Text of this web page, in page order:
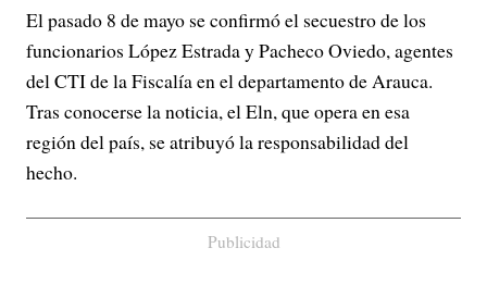
El pasado 8 de mayo se confirmó el secuestro de los
funcionarios López Estrada y Pacheco Oviedo, agentes
del CTI de la Fiscalía en el departamento de Arauca.
Tras conocerse la noticia, el Eln, que opera en esa
región del país, se atribuyó la responsabilidad del
hecho.
Publicidad